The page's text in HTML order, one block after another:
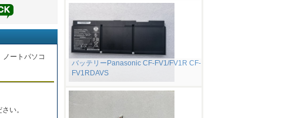
ートパソコ
い。
バッテリーPanasonic CF-FV1/FV1R CF-
FV1RDAVS